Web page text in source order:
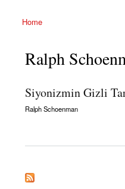
You are here
Home
Ralph
Siyonizmin Gizli
Ralph Schoenman